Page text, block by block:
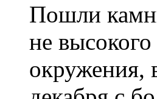
Пошли
не
окружения,